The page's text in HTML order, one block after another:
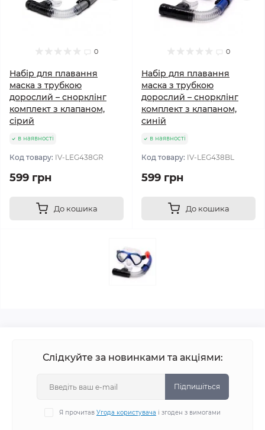
0
Набір для плавання
маска з трубкою
дорослий – снорклінг
комплект з клапаном,
сірий
в наявності
Код товару: IV-LEG438GR
599 грн
До кошика
0
Набір для плавання
маска з трубкою
дорослий – снорклінг
комплект з клапаном,
синій
в наявності
Код товару: IV-LEG438BL
599 грн
До кошика
Слідкуйте за новинками та акціями:
Підпишіться
Я прочитав Угода користувача і згоден з вимогами